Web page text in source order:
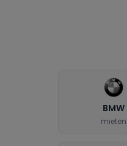
BMW
mieten